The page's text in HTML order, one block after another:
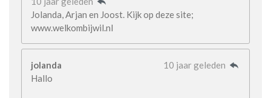
Jolanda, Arjan en Joost. Kijk op deze site;
www.welkombijwil.nl
jolanda
10 jaar geleden
Hallo